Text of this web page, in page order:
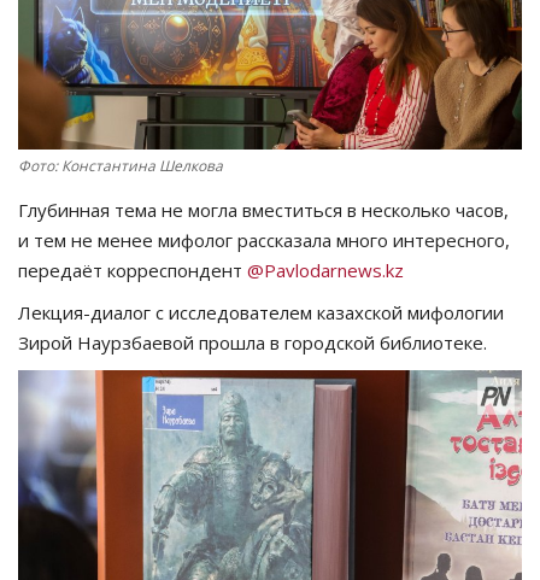
Чек-лист
РАЗВЛЕЧЕНИЯ
OFFICIAL
Курултай
Язык
Қазақша Русский
Фото: Константина Шелкова
Глубинная тема не могла вместиться в несколько часов,
и тем не менее мифолог рассказала много интересного,
передаёт корреспондент @Pavlodarnews.kz
Лекция-диалог с исследователем казахской мифологии
Зирой Наурзбаевой прошла в городской библиотеке.